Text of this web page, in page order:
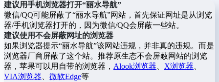
建议用手机浏览器打开“丽水导航”
微信/QQ可能屏蔽了“丽水导航”网站，首先保证网址是从浏览
器/手机浏览器打开的，因为微信/QQ会屏蔽一些站。
建议使用不会屏蔽网址的浏览器
如果浏览器提示“丽水导航”该网站违规，并非真的违规。而是
浏览器厂商屏蔽了这个站。推荐原生态不会屏蔽网站的浏览
器，苹果可以用自带的浏览器， Alook浏览器 X浏览器
VIA浏览器
微软Edge等